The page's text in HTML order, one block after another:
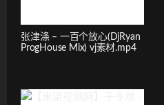
张津涤 – 一百个放心(DjRyan
ProgHouse Mix) vj素材.mp4